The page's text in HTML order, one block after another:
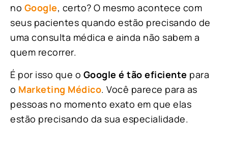
no Google, certo? O mesmo acontece com
seus pacientes quando estão precisando de
uma consulta médica e ainda não sabem a
quem recorrer.
É por isso que o Google é tão eficiente para
o Marketing Médico. Você parece para as
pessoas no momento exato em que elas
estão precisando da sua especialidade.